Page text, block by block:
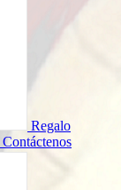
Regalo
Contáctenos